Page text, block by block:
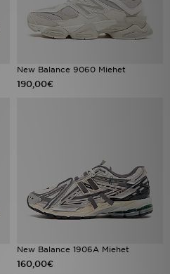
New Balance 9060 Miehet
190,00€
New Balance 1906A Miehet
160,00€